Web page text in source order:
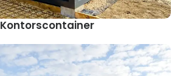
Kontorscontainer